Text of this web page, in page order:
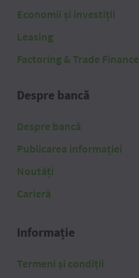
Economii și investiții
Leasing
Factoring & Trade Finance
Despre bancă
Despre bancă
Publicarea informației
Noutăți
Carieră
Informație
Termeni și condiții